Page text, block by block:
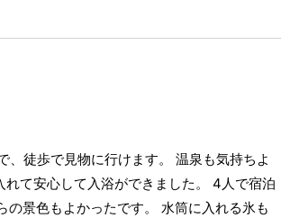
、徒歩で見物に行けます。 温泉も気持ちよ
て安心して入浴ができました。 4人で宿泊
景色もよかったです。 水筒に入れる氷も